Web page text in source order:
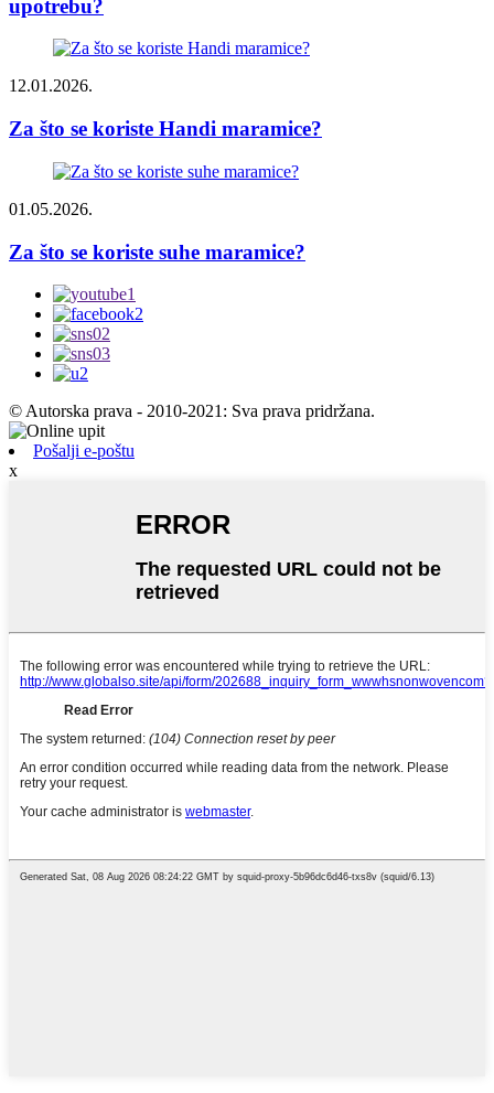
upotrebu?
12.01.2026.
Za što se koriste Handi maramice?
01.05.2026.
Za što se koriste suhe maramice?
© Autorska prava - 2010-2021: Sva prava pridržana.
Pošalji e-poštu
x